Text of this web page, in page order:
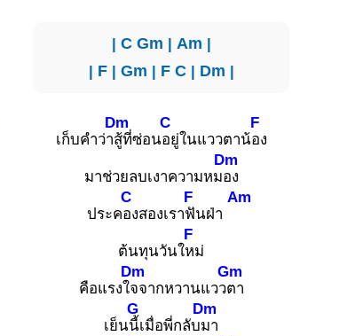
| C Gm | Am |
| F| Gm | F C| Dm |
เก็บคำว่า
Dm
สู้ที่ซ่อน
C
อยู่ในแววตาน้
F
อง
มาช่วยลบเงาความหม
Dm
อง
ประค
C
องสองเรา
F
ฟันฝ่า
Am
ต้นทุนวันใ
F
หม่
คือแรงใ
Dm
จจากหวานแวว
Gm
ตา
เย็น
G
นี้เมื่อพี่กลับ
Dm
มา